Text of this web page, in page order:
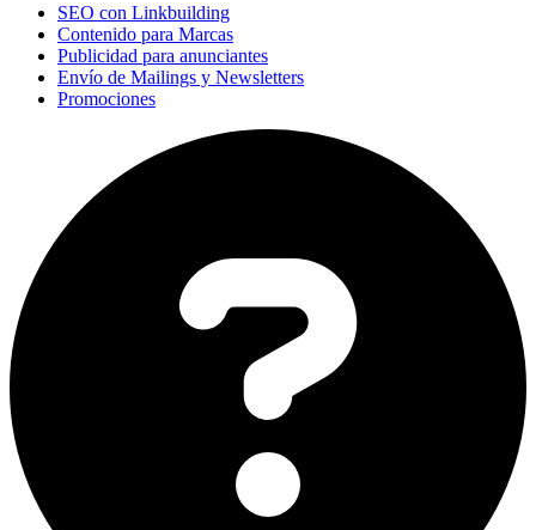
SEO con Linkbuilding
Contenido para Marcas
Publicidad para anunciantes
Envío de Mailings y Newsletters
Promociones